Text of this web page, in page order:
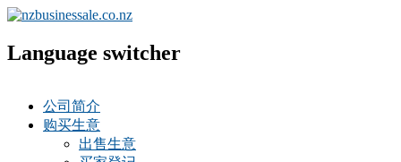
Language switcher
公司简介
购买生意
出售生意